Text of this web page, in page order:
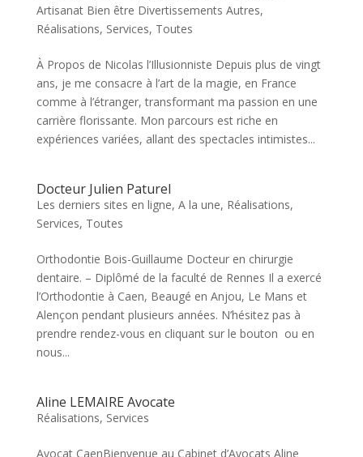
Artisanat Bien être Divertissements Autres,
Réalisations, Services, Toutes
À Propos de Nicolas l’Illusionniste Depuis plus de vingt
ans, je me consacre à l’art de la magie, en France
comme à l’étranger, transformant ma passion en une
carrière florissante. Mon parcours est riche en
expériences variées, allant des spectacles intimistes...
Docteur Julien Paturel
Les derniers sites en ligne, A la une, Réalisations,
Services, Toutes
Orthodontie Bois-Guillaume Docteur en chirurgie
dentaire. – Diplômé de la faculté de Rennes Il a exercé
l’Orthodontie à Caen, Beaugé en Anjou, Le Mans et
Alençon pendant plusieurs années. N’hésitez pas à
prendre rendez-vous en cliquant sur le bouton ou en
nous...
Aline LEMAIRE Avocate
Réalisations, Services
Avocat CaenBienvenue au Cabinet d’Avocats Aline